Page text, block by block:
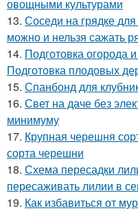
овощными культурами
13. Соседи на грядке
можно и нельзя сажать
14. Подготовка огорода
Подготовка плодовых
15. Спанбонд для
16. Свет на даче без
минимуму
17. Крупная черешня
сорта черешни
18. Схема пересадки
пересаживать лилии в
19. Как избавиться от